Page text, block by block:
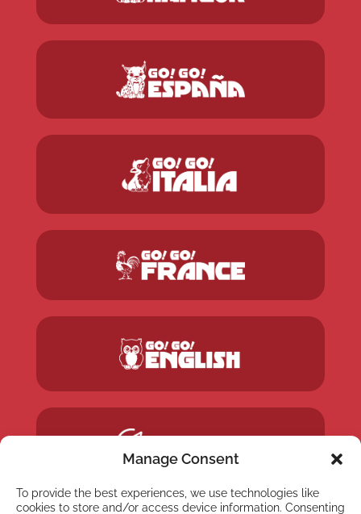
Manage Consent
To provide the best experiences, we use technologies like
cookies to store and/or access device information. Consenting